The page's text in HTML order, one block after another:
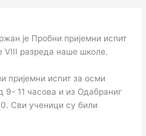
је Пробни пријемни испит
разреда наше школе.
испит за осми
9- 11 часова и из Одабраниг
Сви ученици су били